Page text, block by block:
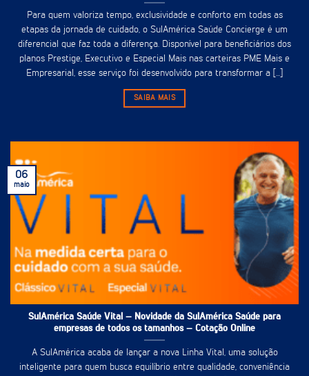
Para quem valoriza tempo, exclusividade e conforto em todas as
etapas da jornada de cuidado, o SulAmérica Saúde Concierge é um
diferencial que faz toda a diferença. Disponível para beneficiários dos
planos Prestige, Executivo e Especial Mais nas carteiras PME Mais e
Empresarial, esse serviço foi desenvolvido para transformar a [...]
SAIBA MAIS
SulAmérica Saúde Vital – Novidade da SulAmérica Saúde para
empresas de todos os tamanhos – Cotação Online
A SulAmérica acaba de lançar a nova Linha Vital, uma solução
inteligente para quem busca equilíbrio entre qualidade, conveniência
06
maio